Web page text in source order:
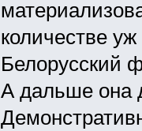
количестве
Белорусский
А дальше она